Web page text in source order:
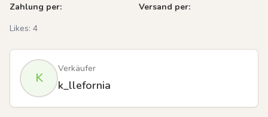
Zahlung per:
Versand per:
Likes: 4
K
Verkäufer
k_llefornia